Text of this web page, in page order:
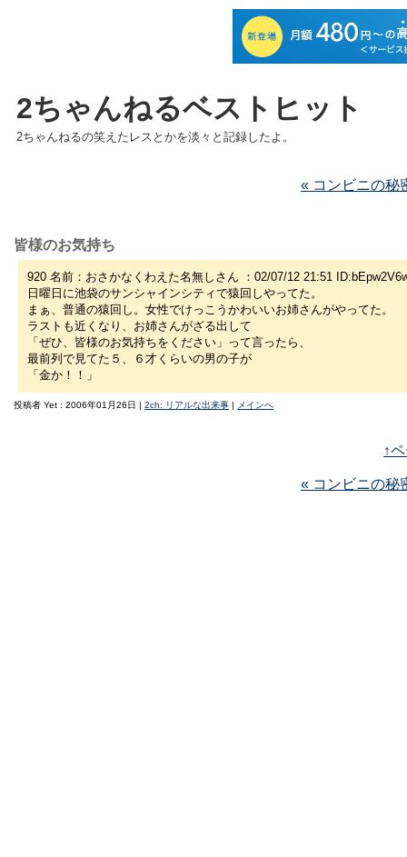
2ちゃんねるベストヒット
2ちゃんねるの笑えたレスとかを淡々と記録したよ。
« コンビニの秘
皆様のお気持ち
920 名前：おさかなくわえた名無しさん ：02/07/12 21:51
日曜日に池袋のサンシャインシティで猿回しやってた。
まぁ、普通の猿回し。女性でけっこうかわいいお姉さんがやってた。
ラストも近くなり、お姉さんがざる出して
「ぜひ、皆様のお気持ちをください」って言ったら、
最前列で見てた５、６才くらいの男の子が
「金か！！」
投稿者 Yet : 2006年01月26日 | 2ch: リアルな出来事 | メインへ
↑
« コンビニの秘